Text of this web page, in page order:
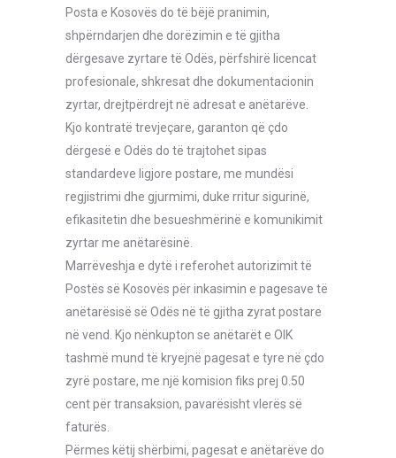
Posta e Kosovës do të bëjë pranimin,
shpërndarjen dhe dorëzimin e të gjitha
dërgesave zyrtare të Odës, përfshirë licencat
profesionale, shkresat dhe dokumentacionin
zyrtar, drejtpërdrejt në adresat e anëtarëve.
Kjo kontratë trevjeçare, garanton që çdo
dërgesë e Odës do të trajtohet sipas
standardeve ligjore postare, me mundësi
regjistrimi dhe gjurmimi, duke rritur sigurinë,
efikasitetin dhe besueshmërinë e komunikimit
zyrtar me anëtarësinë.
Marrëveshja e dytë i referohet autorizimit të
Postës së Kosovës për inkasimin e pagesave të
anëtarësisë së Odës në të gjitha zyrat postare
në vend. Kjo nënkupton se anëtarët e OIK
tashmë mund të kryejnë pagesat e tyre në çdo
zyrë postare, me një komision fiks prej 0.50
cent për transaksion, pavarësisht vlerës së
faturës.
Përmes këtij shërbimi, pagesat e anëtarëve do